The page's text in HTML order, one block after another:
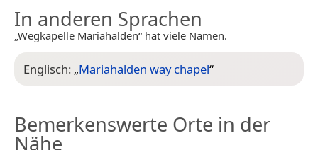
In anderen Sprachen
„Wegkapelle Mariahalden“ hat viele Namen.
Englisch: „Mariahalden way chapel“
Bemerkenswerte Orte in der
Nähe